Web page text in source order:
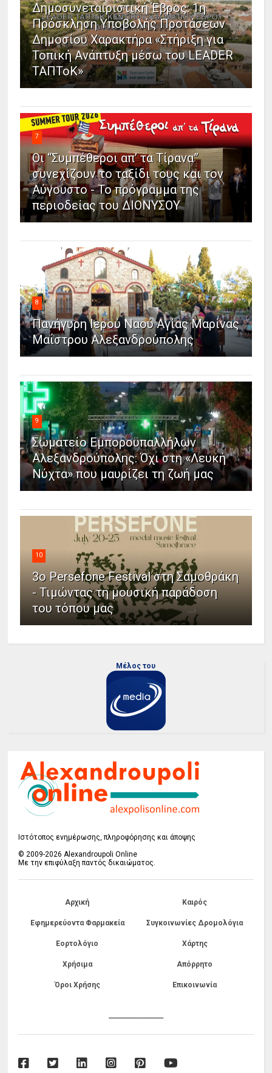
Δημοσυνεταιριστική Έβρος: 1η
Πρόσκληση Υποβολής Προτάσεων
Δημοσίου Χαρακτήρα «Στήριξη για
Τοπική Ανάπτυξη μέσω του LEADER
ΤΑΠΤοΚ»
7
Οι “Συμπέθεροι απ’ τα Τίρανα”
συνεχίζουν το ταξίδι τους και τον
Αύγουστο - Το πρόγραμμα της
περιοδείας του ΔΙΟΝΥΣΟΥ
8
Πανήγυρη Ιερού Ναού Αγίας Μαρίνας
Μαΐστρου Αλεξανδρούπολης
9
Σωματείο Εμποροϋπαλλήλων
Αλεξανδρούπολης: Όχι στη «Λευκή
Νύχτα» που μαυρίζει τη ζωή μας
10
3ο Persefone Festival στη Σαμοθράκη
- Τιμώντας τη μουσική παράδοση
του τόπου μας
Μέλος του
Ιστότοπος ενημέρωσης, πληροφόρησης και άποψης
© 2009-2026 Alexandroupoli Online
Με την επιφύλαξη παντός δικαιώματος.
Αρχική Καιρός
Εφημερεύοντα Φαρμακεία Συγκοινωνίες Δρομολόγια
Εορτολόγιο Χάρτης
Χρήσιμα Απόρρητο
Όροι Χρήσης Επικοινωνία
------------------------------